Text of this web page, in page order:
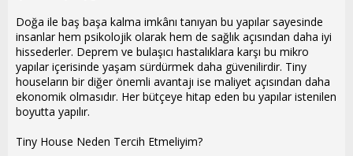
Doğa ile baş başa kalma imkânı tanıyan bu yapılar sayesinde
insanlar hem psikolojik olarak hem de sağlık açısından daha iyi
hissederler. Deprem ve bulaşıcı hastalıklara karşı bu mikro
yapılar içerisinde yaşam sürdürmek daha güvenilirdir. Tiny
houseların bir diğer önemli avantajı ise maliyet açısından daha
ekonomik olmasıdır. Her bütçeye hitap eden bu yapılar istenilen
boyutta yapılır.
Tiny House Neden Tercih Etmeliyim?